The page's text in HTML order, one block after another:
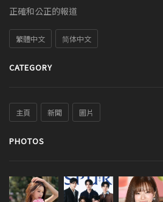
正確和公正的報道
繁體中文 简体中文
CATEGORY
主頁 新聞 圖片
PHOTOS